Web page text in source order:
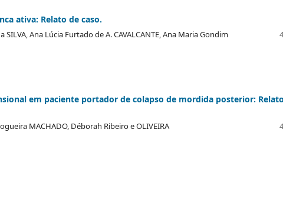
ativa: Relato de caso.
SILVA, Ana Lúcia Furtado de A. CAVALCANTE, Ana Maria Gondim
em paciente portador de colapso de mordida posterior:
MACHADO, Déborah Ribeiro e OLIVEIRA